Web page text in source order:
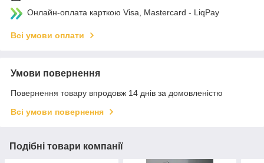
Онлайн-оплата карткою Visa, Mastercard - LiqPay
Всі умови оплати
Умови повернення
Повернення товару впродовж 14 днів за домовленістю
Всі умови повернення
Подібні товари компанії